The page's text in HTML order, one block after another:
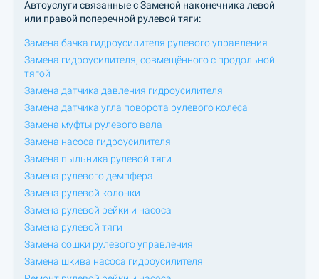
Автоуслуги связанные с Заменой наконечника левой
или правой поперечной рулевой тяги:
Замена бачка гидроусилителя рулевого управления
Замена гидроусилителя, совмещённого с продольной
тягой
Замена датчика давления гидроусилителя
Замена датчика угла поворота рулевого колеса
Замена муфты рулевого вала
Замена насоса гидроусилителя
Замена пыльника рулевой тяги
Замена рулевого демпфера
Замена рулевой колонки
Замена рулевой рейки и насоса
Замена рулевой тяги
Замена сошки рулевого управления
Замена шкива насоса гидроусилителя